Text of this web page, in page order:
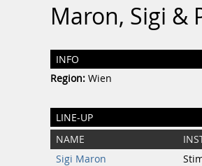
Maron, Sigi &
INFO
Region: Wien
LINE-UP
NAME
Sigi Maron